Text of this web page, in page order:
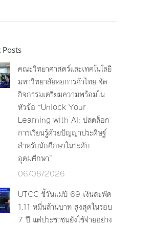
Posts
คณะวิทยาศาสตร์และเทคโนโลยี
มหาวิทยาลัยหอการค้าไทย จัด
กิจกรรมเตรียมความพร้อมใน
หัวข้อ “Unlock Your
Learning with AI: ปลดล็อก
การเรียนรู้ด้วยปัญญาประดิษฐ์
สำหรับนักศึกษาในระดับ
อุดมศึกษา”
06/08/2026
UTCC ชี้วันแม่ปี 69 เงินสะพัด
1.11 หมื่นล้านบาท สูงสุดในรอบ
7 ปี แต่ประชาชนยังใช้จ่ายอย่าง